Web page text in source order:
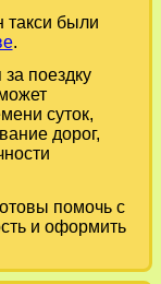
такси были
.
поездку
суток,
дорог,
помочь с
и оформить